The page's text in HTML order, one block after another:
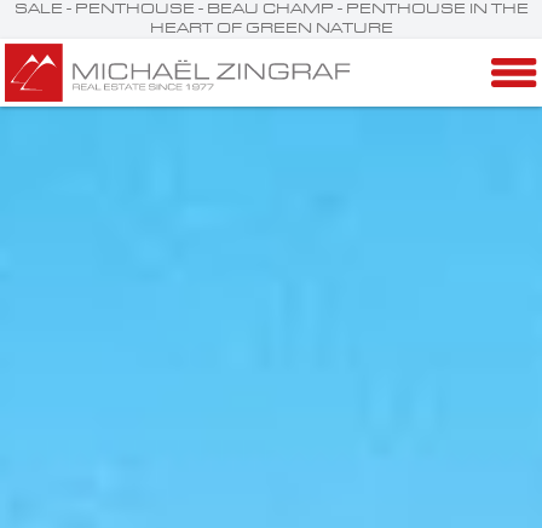
SALE - PENTHOUSE - BEAU CHAMP - PENTHOUSE IN THE
HEART OF GREEN NATURE